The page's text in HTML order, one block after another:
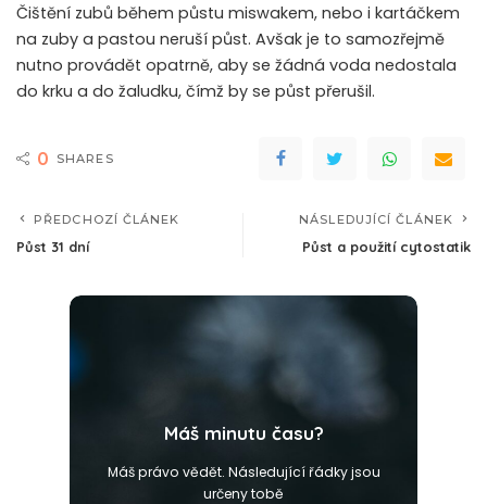
Čištění zubů během půstu miswakem, nebo i kartáčkem
na zuby a pastou neruší půst. Avšak je to samozřejmě
nutno provádět opatrně, aby se žádná voda nedostala
do krku a do žaludku, čímž by se půst přerušil.
0 SHARES
PŘEDCHOZÍ ČLÁNEK
Půst 31 dní
NÁSLEDUJÍCÍ ČLÁNEK
Půst a použití cytostatik
Máš minutu času?
Máš právo vědět. Následující řádky jsou
určeny tobě